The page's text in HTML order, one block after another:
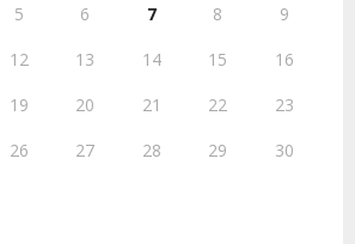
5 6 7 8
9
12 13 14 15
16
19 20 21 22
23
26 27 28 29
30